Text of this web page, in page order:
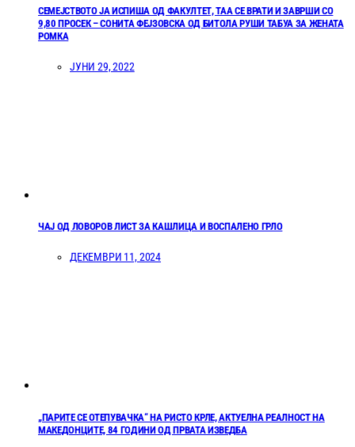
СЕМЕЈСТВОТО ЈА ИСПИША ОД ФАКУЛТЕТ, ТАА СЕ ВРАТИ И ЗАВРШИ СО
9,80 ПРОСЕК – СОНИТА ФЕЈЗОВСКА ОД БИТОЛА РУШИ ТАБУА ЗА ЖЕНАТА
РОМКА
ЈУНИ 29, 2022
ЧАЈ ОД ЛОВОРОВ ЛИСТ ЗА КАШЛИЦА И ВОСПАЛЕНО ГРЛО
ДЕКЕМВРИ 11, 2024
„ПАРИТЕ СЕ ОТЕПУВАЧКА“ НА РИСТО КРЛЕ, АКТУЕЛНА РЕАЛНОСТ НА
МАКЕДОНЦИТЕ, 84 ГОДИНИ ОД ПРВАТА ИЗВЕДБА